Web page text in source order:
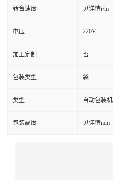
转台速度 见详情r/m
电压 220V
加工定制 否
包装类型 袋
类型 自动包装机
包装高度 见详情mm